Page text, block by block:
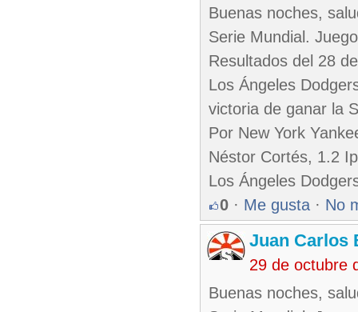
Buenas noches,
Serie Mundial.
Resultados del 28
Los Ángeles
victoria de ganar la
Por New York
Néstor Cortés, 1.2
Los Ángeles
0 · Me gusta · No
Juan Carlos
29 de octubre
Buenas noches,